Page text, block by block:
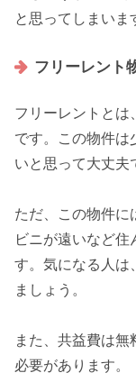
と思ってしまいま
フリーレント
フリーレントとは、
です。この物件は
いと思って大丈夫
ただ、この物件に
ビニが遠いなど
す。気になる人は
ましょう。
また、共益費は
必要があります。